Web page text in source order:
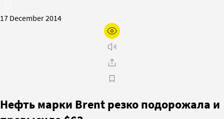
17 December 2014
Нефть марки Brent резко подорожала и